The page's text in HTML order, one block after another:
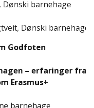
Dønski barnehage
Dønski barnehage
Godfoten
– erfaringer fra
Erasmus+
barnehage